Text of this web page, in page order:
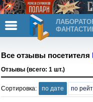
Все отзывы посетителя
Отзывы (всего: 1 шт.)
Сортировка: по дате по